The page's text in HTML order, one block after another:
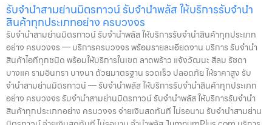
รับจำนำสามย่านมิตรทาวน์ รับจำนำพลัส ให้บริการรับจำนำ
สินค้าทุกประเภทอย่าง ครบวงจร
รับจำนำสามย่านมิตรทาวน์ รับจำนำพลัส ให้บริการรับจำนำสินค้าทุกประเภท
อย่าง ครบวงจร — บริการครบวงจร พร้อมรายละเอียดงาน บริการ รับจำนำ
สินค้าไอทีทุกชนิด พร้อมให้บริการในเขต ลาดพร้าว แจ้งวัฒนะ สีลม รัชดา
บางแค รามอินทรา บางนา ด้วยมาตรฐาน รวดเร็ว ปลอดภัย ให้ราคาสูง รับ
จำนำสามย่านมิตรทาวน์ — รับจำนำพลัส ให้บริการรับจำนำสินค้าทุกประเภท
อย่าง ครบวงจร รับจำนำสามย่านมิตรทาวน์ รับจำนำพลัส ให้บริการรับจำนำ
สินค้าทุกประเภทอย่าง ครบวงจร จ่ายเงินสดทันที ไม่รอนาน รับจำนำสามย่าน